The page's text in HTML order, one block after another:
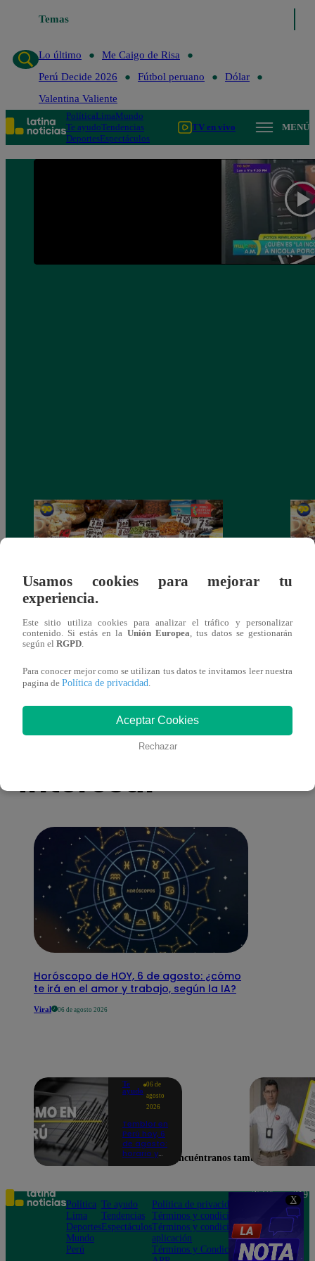
X
Temas
Lo último
Me Caigo de Risa
Perú Decide 2026
Fútbol peruano
Dólar
Valentina Valiente
PolíticaLimaMundo
Te ayudoTendencias
DeportesEspectáculos
TV en vivo MENÚ
Mujeres al Mando – Viernes 25 de febrero
del 2022 – Programa completo
También te puede
interesar
Horóscopo de HOY, 6 de agosto: ¿cómo
te irá en el amor y trabajo, según la IA?
Viral 06 de agosto 2026
Te
ayudo
06 de
agosto
2026
Temblor en
Perú hoy, 6
de agosto:
horario y
según IGP
Usamos cookies para mejorar tu
experiencia.
Este sitio utiliza cookies para analizar el tráfico y personalizar
contenido. Si estás en la Unión Europea , tus datos se gestionarán
según el RGPD
Para conocer mejor como se utilizan tus datos te invitamos leer nuestra
pagina de Política de privacidad
Aceptar Cookies
Rechazar
Encuéntranos también en
Política
Lima
Deportes
Mundo
Perú
Te ayudo
Tendencias
Espectáculos
Política de privacidad
Términos y condiciones
Términos y condiciones
aplicación
Términos y Condiciones
Teléfono: 219
Av. San
Felipe 968
Jesús María